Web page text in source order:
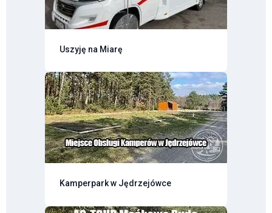
Uszyję na Miarę
Kamperpark w Jędrzejówce